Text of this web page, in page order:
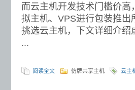
而云主机开发技术门槛价
拟主机、VPS进行包装推
挑选云主机，下文详细介
...
阅读全文 仿牌共享主机 云主